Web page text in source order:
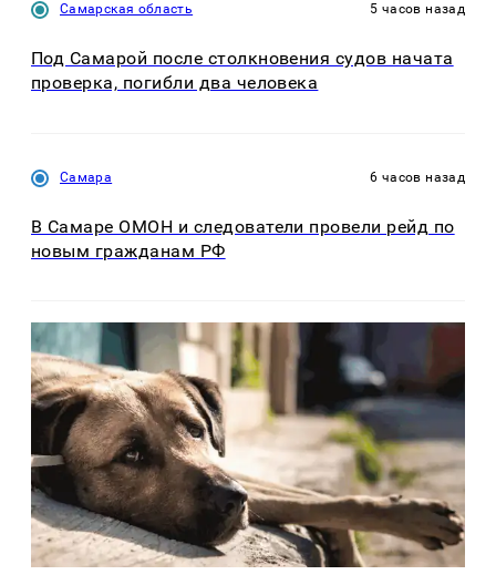
Самарская область 5 часов назад
Под Самарой после столкновения судов начата
проверка, погибли два человека
Самара 6 часов назад
В Самаре ОМОН и следователи провели рейд по
новым гражданам РФ